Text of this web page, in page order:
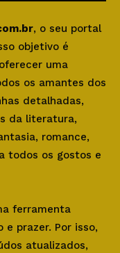
, o seu portal
objetivo é
uma
os amantes dos
detalhadas,
da literatura,
romance,
todos os gostos e
ferramenta
prazer. Por isso,
atualizados,